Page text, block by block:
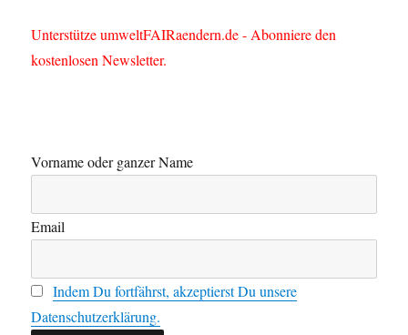
Unterstütze umweltFAIRaendern.de - Abonniere den
kostenlosen Newsletter.
Vorname oder ganzer Name
Email
Indem Du fortfährst, akzeptierst Du unsere
Datenschutzerklärung.